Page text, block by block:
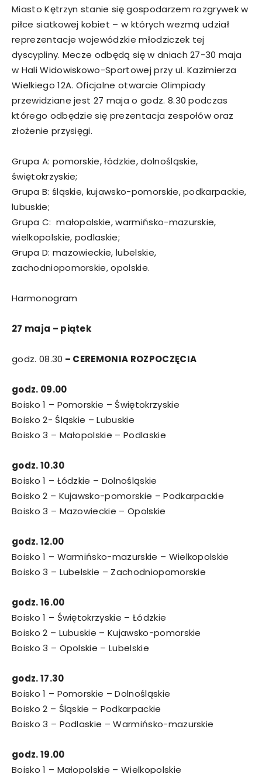
Miasto Kętrzyn stanie się gospodarzem rozgrywek w
piłce siatkowej kobiet – w których wezmą udział
reprezentacje wojewódzkie młodziczek tej
dyscypliny. Mecze odbędą się w dniach 27-30 maja
w Hali Widowiskowo-Sportowej przy ul. Kazimierza
Wielkiego 12A. Oficjalne otwarcie Olimpiady
przewidziane jest 27 maja o godz. 8.30 podczas
którego odbędzie się prezentacja zespołów oraz
złożenie przysięgi.
Grupa A: pomorskie, łódzkie, dolnośląskie,
świętokrzyskie;
Grupa B: śląskie, kujawsko-pomorskie, podkarpackie,
lubuskie;
Grupa C: małopolskie, warmińsko-mazurskie,
wielkopolskie, podlaskie;
Grupa D: mazowieckie, lubelskie,
zachodniopomorskie, opolskie.
Harmonogram
27 maja – piątek
godz. 08.30 – CEREMONIA ROZPOCZĘCIA
godz. 09.00
Boisko 1 – Pomorskie – Świętokrzyskie
Boisko 2- Śląskie – Lubuskie
Boisko 3 – Małopolskie – Podlaskie
godz. 10.30
Boisko 1 – Łódzkie – Dolnośląskie
Boisko 2 – Kujawsko-pomorskie – Podkarpackie
Boisko 3 – Mazowieckie – Opolskie
godz. 12.00
Boisko 1 – Warmińsko-mazurskie – Wielkopolskie
Boisko 3 – Lubelskie – Zachodniopomorskie
godz. 16.00
Boisko 1 – Świętokrzyskie – Łódzkie
Boisko 2 – Lubuskie – Kujawsko-pomorskie
Boisko 3 – Opolskie – Lubelskie
godz. 17.30
Boisko 1 – Pomorskie – Dolnośląskie
Boisko 2 – Śląskie – Podkarpackie
Boisko 3 – Podlaskie – Warmińsko-mazurskie
godz. 19.00
Boisko 1 – Małopolskie – Wielkopolskie